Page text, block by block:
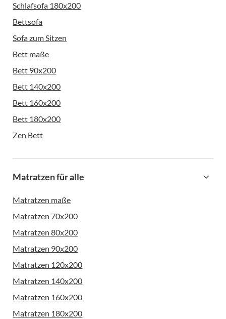
Schlafsofa 180x200
Bettsofa
Sofa zum Sitzen
Bett maße
Bett 90x200
Bett 140x200
Bett 160x200
Bett 180x200
Zen Bett
Matratzen für alle
Matratzen maße
Matratzen 70x200
Matratzen 80x200
Matratzen 90x200
Matratzen 120x200
Matratzen 140x200
Matratzen 160x200
Matratzen 180x200